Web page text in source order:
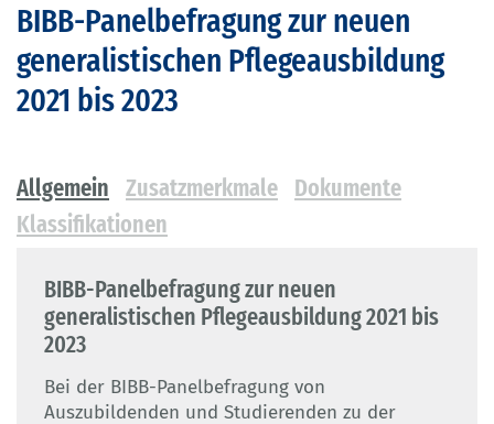
BIBB-Panelbefragung zur neuen
generalistischen Pflegeausbildung
2021 bis 2023
Allgemein Zusatzmerkmale Dokumente
Klassifikationen
BIBB-Panelbefragung zur neuen
generalistischen Pflegeausbildung 2021 bis
2023
Bei der BIBB-Panelbefragung von
Auszubildenden und Studierenden zu der